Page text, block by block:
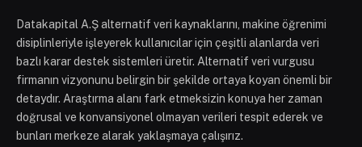
Datakapital A.Ş alternatif veri kaynaklarını, makine öğrenimi
disiplinleriyle işleyerek kullanıcılar için çeşitli alanlarda veri
bazlı karar destek sistemleri üretir. Alternatif veri vurgusu
firmanın vizyonunu belirgin bir şekilde ortaya koyan önemli bir
detaydır. Araştırma alanı fark etmeksizin konuya her zaman
doğrusal ve konvansiyonel olmayan verileri tespit ederek ve
bunları merkeze alarak yaklaşmaya çalışırız.